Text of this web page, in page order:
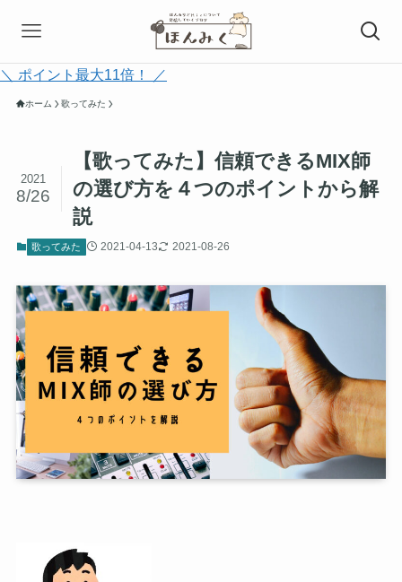
＼ ポイント最大11倍！ ／
ホーム 歌ってみた
【歌ってみた】信頼できるMIX師
の選び方を４つのポイントから解
説
2021
8/26
歌ってみた 2021-04-13 2021-08-26